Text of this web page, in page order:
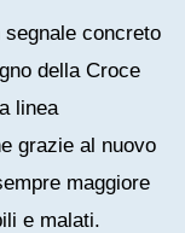
concreto
della Croce
linea
grazie al nuovo
maggiore
e malati.